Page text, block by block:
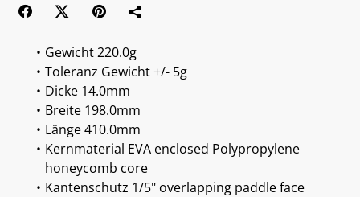
Gewicht 220.0g
Toleranz Gewicht +/- 5g
Dicke 14.0mm
Breite 198.0mm
Länge 410.0mm
Kernmaterial EVA enclosed Polypropylene
honeycomb core
Kantenschutz 1/5" overlapping paddle face